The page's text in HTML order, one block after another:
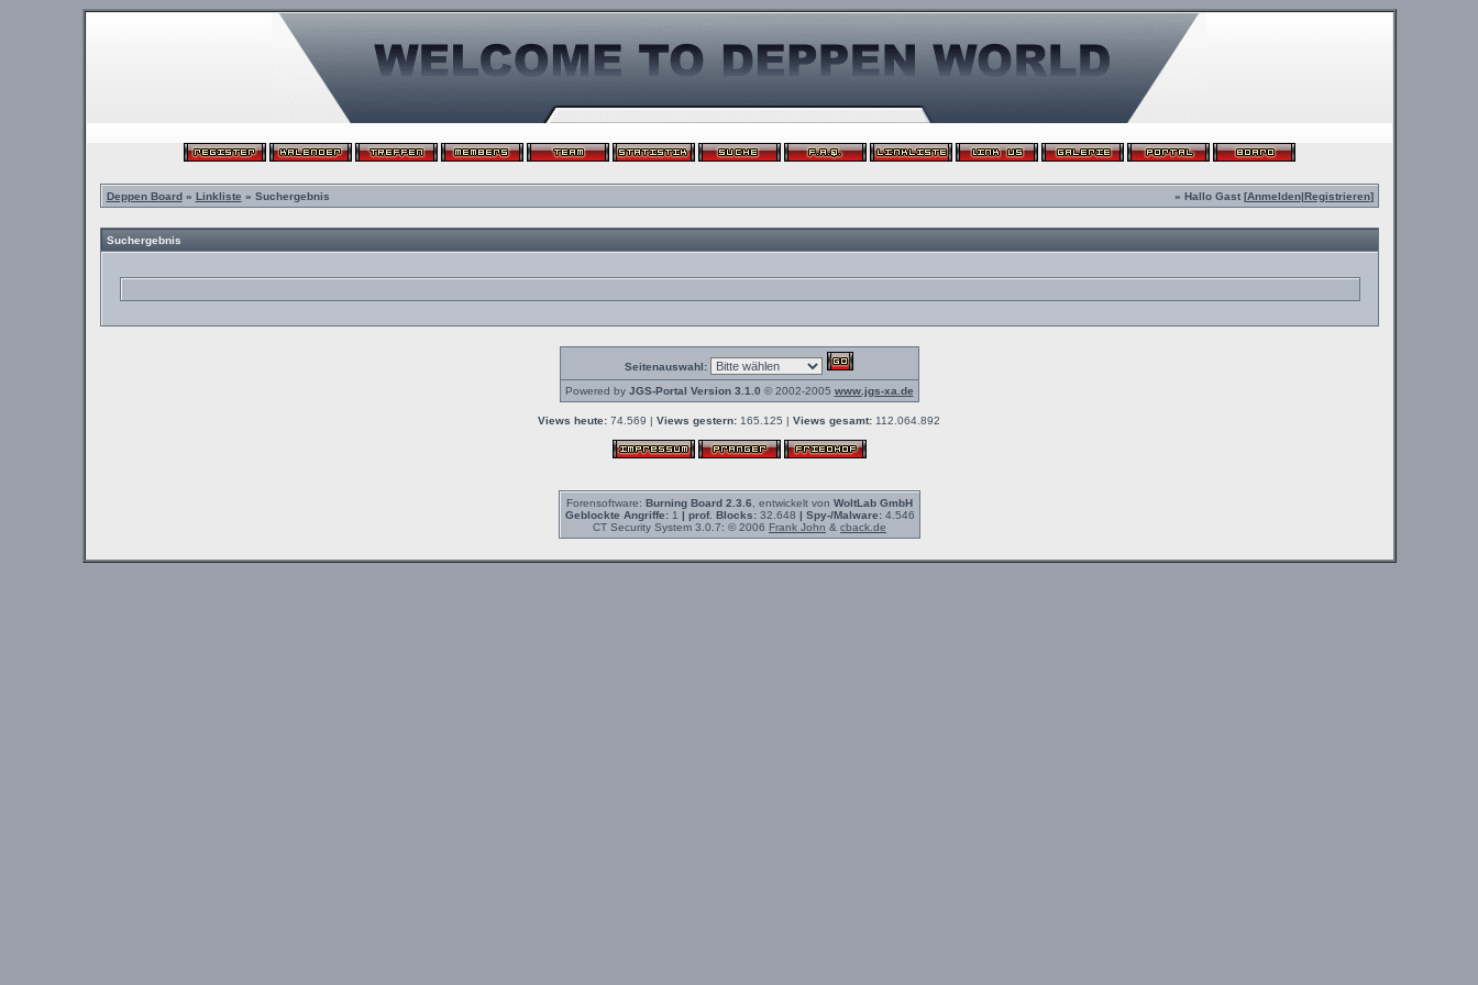
Deppen Board» Linkliste » Suchergebnis » Hallo Gast [Anmelden|Registrieren]
Suchergebnis
Seitenauswahl:
Powered by JGS-Portal Version 3.1.0 © 2002-2005 www.jgs-xa.de
Views heute: 74.569 | Views gestern: 165.125 | Views gesamt: 112.064.892
Forensoftware: Burning Board 2.3.6 , entwickelt von WoltLab GmbH
Geblockte Angriffe:1 | prof. Blocks:32.648 | Spy-/Malware:4.546
CT Security System 3.0.7: © 2006 Frank John & cback.de